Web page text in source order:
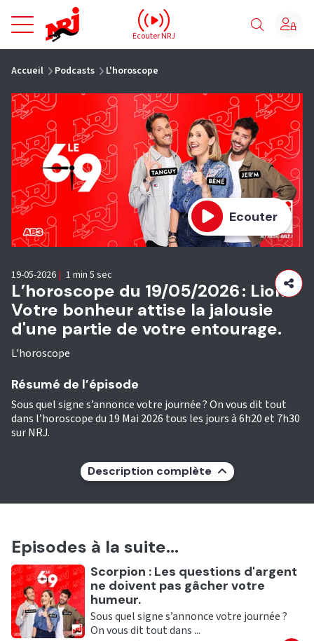
NRJ - Accueil
Ecouter NRJ
Accueil Podcasts L'horoscope
Ecouter
L’horoscope du 19/05/2026 : Lion :
Votre bonheur attise la jalousie
d'une partie de votre entourage.
L'horoscope
19-05-2026 | 1 min 5 sec
Résumé de l’épisode
Sous quel signe s’annonce votre journée ? On vous dit tout
dans l’horoscope du 19 Mai 2026 tous les jours à 6h20 et 7h30
sur NRJ.
Description complète
Episodes à la suite...
Ecouter
Scorpion : Les questions d'argent
ne doivent pas gâcher votre
humeur.
Sous quel signe s’annonce votre journée ?
On vous dit tout dans ...